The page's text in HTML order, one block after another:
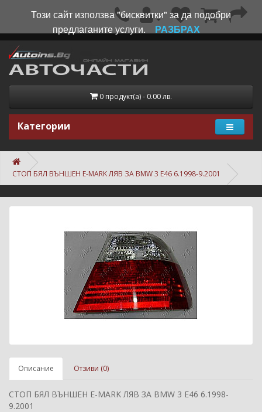
0 продукт(а) - 0.00 лв.
Категории
СТОП БЯЛ ВЪНШЕН E-MARK ЛЯВ ЗА BMW 3 E46 6.1998-9.2001
Описание Отзиви (0)
СТОП БЯЛ ВЪНШЕН E-MARK ЛЯВ ЗА BMW 3 E46 6.1998-
9.2001
Този сайт използва "бисквитки" за да подобри
предлаганите услуги.
РАЗБРАХ